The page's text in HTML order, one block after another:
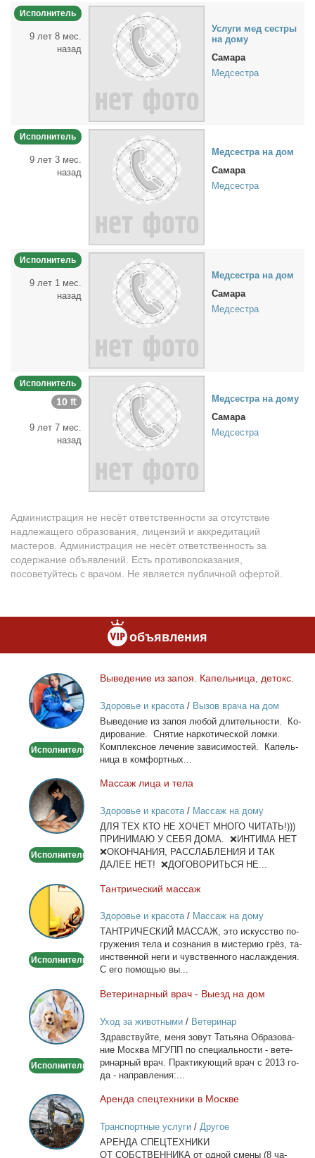
Исполнитель
9 лет 8 мес.
назад
Услу­ги мед сест­ры
на до­му
Самара
Медсестра
Исполнитель
9 лет 3 мес.
назад
Мед­сест­ра на дом
Самара
Медсестра
Исполнитель
9 лет 1 мес.
назад
Мед­сест­ра на дом
Самара
Медсестра
Исполнитель
10 ₶
9 лет 7 мес.
назад
Мед­сест­ра на до­му
Самара
Медсестра
Администрация не несёт ответственности за отсутствие
надлежащего образования, лицензий и аккредитаций
мастеров. Администрация не несёт ответственность за
содержание объявлений. Есть противопоказания,
посоветуйтесь с врачом. Не является публичной офертой.
объявления
Выведение
из
запоя.
Капельница,
Исполнитель
Вы­ве­де­ние из за­поя. Ка­пель­ни­ца, де­токс.
Здоровье и красота/ Вызов врача на дом
Вы­ве­де­ние из за­поя лю­бой дли­тель­но­сти. Ко­
ди­ро­ва­ние. Сня­тие нар­ко­ти­че­ской лом­ки.
Ком­плекс­ное ле­че­ние за­ви­си­мо­стей. Ка­пель­
ни­ца в ком­форт­ных...
Массаж
лица
и
тела
Исполнитель
Мас­саж ли­ца и те­ла
Здоровье и красота/ Массаж на дому
ДЛЯ ТЕХ КТО НЕ ХОЧЕТ МНОГО ЧИТАТЬ!)))
ПРИНИМАЮ У СЕБЯ ДОМА. ❌ИНТИМА НЕТ
❌ОКОНЧАНИЯ, РАССЛАБЛЕНИЯ И ТАК
ДАЛЕЕ НЕТ! ❌ДОГОВОРИТЬСЯ НЕ...
Тантрический
массаж
Исполнитель
Тан­три­че­ский мас­саж
Здоровье и красота/ Массаж на дому
ТАНТРИЧЕСКИЙ МАССАЖ, это ис­кус­ство по­
гру­же­ния те­ла и со­зна­ния в ми­сте­рию грёз, та­
ин­ствен­ной неги и чув­ствен­но­го на­сла­жде­ния.
С его по­мо­щью вы...
Ветеринарный
врач
-
Выезд
дом
Исполнитель
Ве­те­ри­нар­ный врач - Вы­езд на дом
Уход за животными/ Ветеринар
Здрав­ствуй­те, ме­ня зо­вут Та­тья­на Об­ра­зо­ва­
ние Москва МГУПП по спе­ци­аль­но­сти - ве­те­
ри­нар­ный врач. Прак­ти­ку­ю­щий врач с 2013 го­
да - на­прав­ле­ния:...
Аренда
спецтехники
в
Москве
Арен­да спец­тех­ни­ки в Москве
Транспортные услуги/ Другое
АРЕНДА СПЕЦТЕХНИКИ
ОТ СОБСТВЕННИКА от од­ной сме­ны (8 ча­